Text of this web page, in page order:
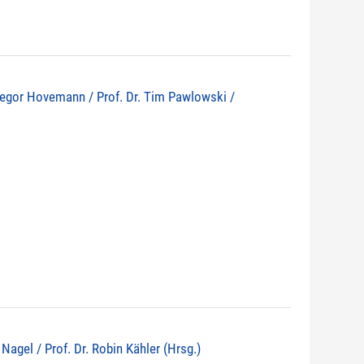
Hovemann / Prof. Dr. Tim Pawlowski /
/ Prof. Dr. Robin Kähler (Hrsg.)